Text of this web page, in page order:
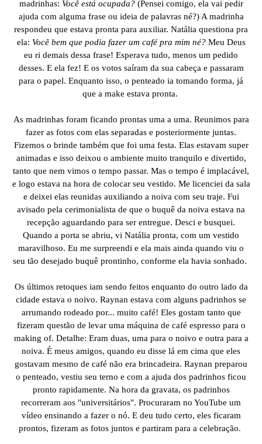
madrinhas: Você está ocupada?(Pensei comigo, ela vai pedir
ajuda com alguma frase ou ideia de palavras né?) A madrinha
respondeu que estava pronta para auxiliar. Natália questiona pra
ela: Você bem que podia fazer um café pra mim né?Meu Deus
eu ri demais dessa frase! Esperava tudo, menos um pedido
desses. E ela fez! E os votos saíram da sua cabeça e passaram
para o papel. Enquanto isso, o penteado ia tomando forma, já
que a make estava pronta.
As madrinhas foram ficando prontas uma a uma. Reunimos para
fazer as fotos com elas separadas e posteriormente juntas.
Fizemos o brinde também que foi uma festa. Elas estavam super
animadas e isso deixou o ambiente muito tranquilo e divertido,
tanto que nem vimos o tempo passar. Mas o tempo é implacável,
e logo estava na hora de colocar seu vestido. Me licenciei da sala
e deixei elas reunidas auxiliando a noiva com seu traje. Fui
avisado pela cerimonialista de que o buquê da noiva estava na
recepção aguardando para ser entregue. Desci e busquei.
Quando a porta se abriu, vi Natália pronta, com um vestido
maravilhoso. Eu me surpreendi e ela mais ainda quando viu o
seu tão desejado buquê prontinho, conforme ela havia sonhado.
Os últimos retoques iam sendo feitos enquanto do outro lado da
cidade estava o noivo. Raynan estava com alguns padrinhos se
arrumando rodeado por... muito café! Eles gostam tanto que
fizeram questão de levar uma máquina de café espresso para o
making of. Detalhe: Eram duas, uma para o noivo e outra para a
noiva. É meus amigos, quando eu disse lá em cima que eles
gostavam mesmo de café não era brincadeira. Raynan preparou
o penteado, vestiu seu terno e com a ajuda dos padrinhos ficou
pronto rapidamente. Na hora da gravata, os padrinhos
recorreram aos "universitários". Procuraram no YouTube um
vídeo ensinando a fazer o nó. E deu tudo certo, eles ficaram
prontos, fizeram as fotos juntos e partiram para a celebração.